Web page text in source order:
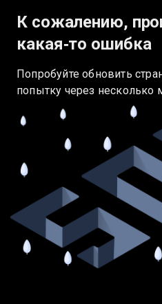
К сожалению,
какая‑то ошибка
Попробуйте обновить
попытку через несколько